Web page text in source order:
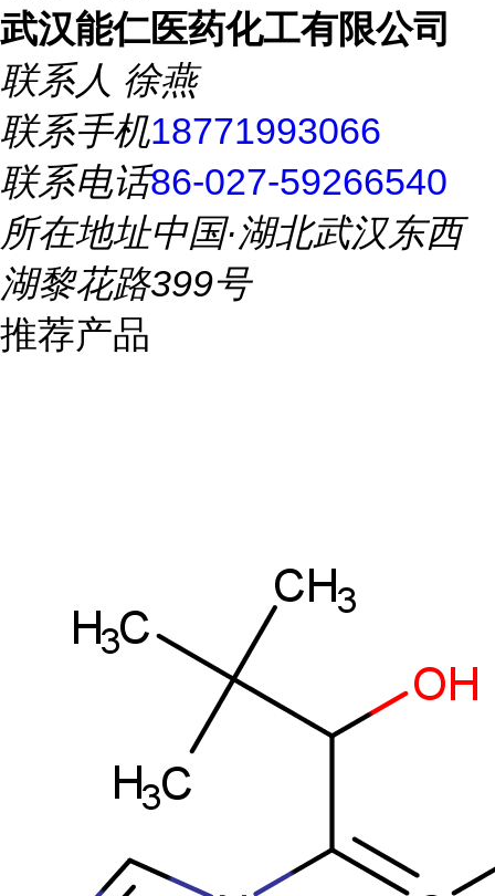
武汉能仁医药化工有限公司
联系人 徐燕
联系手机18771993066
联系电话86-027-59266540
所在地址中国·湖北武汉东西
湖黎花路399号
推荐产品